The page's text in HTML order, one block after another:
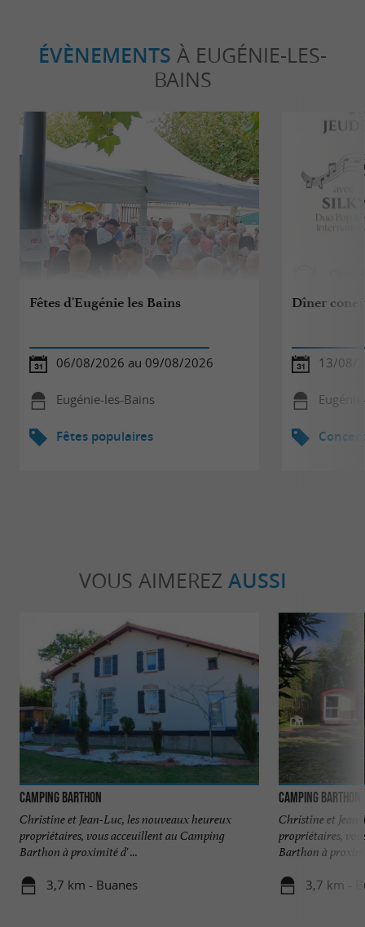
ÉVÈNEMENTS À EUGÉNIE-LES-
BAINS
Fêtes d'Eugénie les Bains
06/08/2026 au 09/08/2026
Eugénie-les-Bains
Fêtes populaires
Dîner
13/08/
VOUS AIMEREZ AUSSI
Camping Barthon
Christine et Jean-Luc, les nouveaux heureux
propriétaires, vous acceuillent au Camping
Barthon à proximité d' ...
3,7 km - Buanes
Camping Barthon
Christine et
propriétaires,
Barthon à
3,7 km -